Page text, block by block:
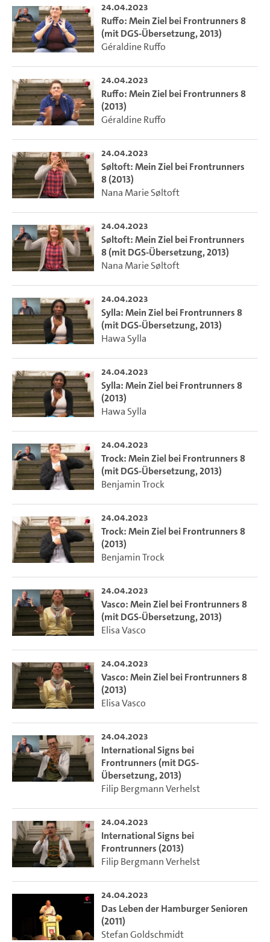
24.04.2023
Ruffo: Mein Ziel bei Frontrunners 8
(mit DGS-Übersetzung, 2013)
Géraldine Ruffo
24.04.2023
Ruffo: Mein Ziel bei Frontrunners 8
(2013)
Géraldine Ruffo
24.04.2023
Søltoft: Mein Ziel bei Frontrunners
8 (2013)
Nana Marie Søltoft
24.04.2023
Søltoft: Mein Ziel bei Frontrunners
8 (mit DGS-Übersetzung, 2013)
Nana Marie Søltoft
24.04.2023
Sylla: Mein Ziel bei Frontrunners 8
(mit DGS-Übersetzung, 2013)
Hawa Sylla
24.04.2023
Sylla: Mein Ziel bei Frontrunners 8
(2013)
Hawa Sylla
24.04.2023
Trock: Mein Ziel bei Frontrunners 8
(mit DGS-Übersetzung, 2013)
Benjamin Trock
24.04.2023
Trock: Mein Ziel bei Frontrunners 8
(2013)
Benjamin Trock
24.04.2023
Vasco: Mein Ziel bei Frontrunners 8
(mit DGS-Übersetzung, 2013)
Elisa Vasco
24.04.2023
Vasco: Mein Ziel bei Frontrunners 8
(2013)
Elisa Vasco
24.04.2023
International Signs bei
Frontrunners (mit DGS-
Übersetzung, 2013)
Filip Bergmann Verhelst
24.04.2023
International Signs bei
Frontrunners (2013)
Filip Bergmann Verhelst
24.04.2023
Das Leben der Hamburger Senioren
(2011)
Stefan Goldschmidt